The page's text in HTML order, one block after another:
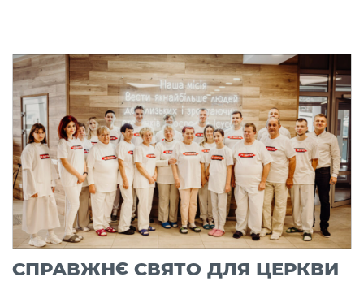
СПРАВЖНЄ СВЯТО ДЛЯ ЦЕРКВИ